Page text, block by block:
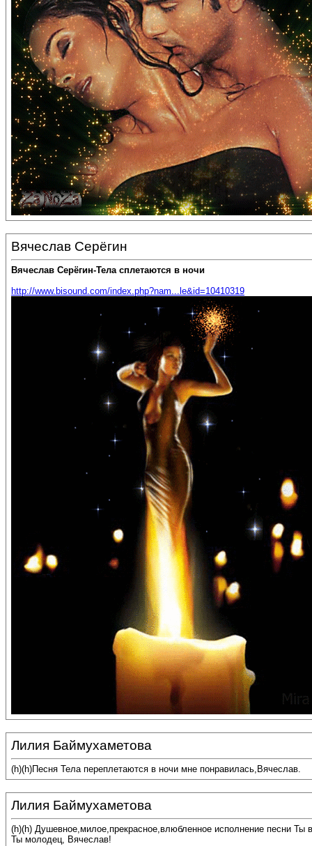
Вячеслав Серёгин
Вячеслав Серёгин-Тела сплетаются в ночи
http://www.bisound.com/index.php?nam...le&id=10410319
Лилия Баймухаметова
(h)(h)Песня Тела переплетаются в ночи мне понравилась,Вячеслав.
Лилия Баймухаметова
(h)(h) Душевное,милое,прекрасное,влюбленное исполнение песни Ты
Ты молодец, Вячеслав!